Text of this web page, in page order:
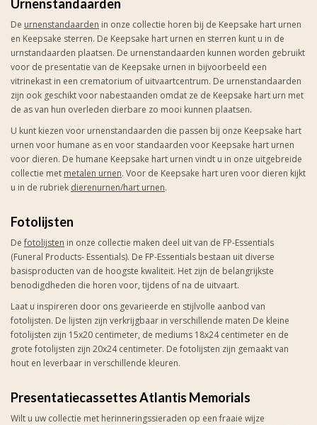
Urnenstandaarden
De urnenstandaarden in onze collectie horen bij de Keepsake hart urnen
en Keepsake sterren. De Keepsake hart urnen en sterren kunt u in de
urnstandaarden plaatsen. De urnenstandaarden kunnen worden gebruikt
voor de presentatie van de Keepsake urnen in bijvoorbeeld een
vitrinekast in een crematorium of uitvaartcentrum. De urnenstandaarden
zijn ook geschikt voor nabestaanden omdat ze de Keepsake hart urn met
de as van hun overleden dierbare zo mooi kunnen plaatsen.
U kunt kiezen voor urnenstandaarden die passen bij onze Keepsake hart
urnen voor humane as en voor standaarden voor Keepsake hart urnen
voor dieren. De humane Keepsake hart urnen vindt u in onze uitgebreide
collectie met metalen urnen. Voor de Keepsake hart uren voor dieren kijkt
u in de rubriek dierenurnen/hart urnen.
Fotolijsten
De fotolijsten in onze collectie maken deel uit van de FP-Essentials
(Funeral Products- Essentials). De FP-Essentials bestaan uit diverse
basisproducten van de hoogste kwaliteit. Het zijn de belangrijkste
benodigdheden die horen voor, tijdens of na de uitvaart.
Laat u inspireren door ons gevarieerde en stijlvolle aanbod van
fotolijsten. De lijsten zijn verkrijgbaar in verschillende maten De kleine
fotolijsten zijn 15x20 centimeter, de mediums 18x24 centimeter en de
grote fotolijsten zijn 20x24 centimeter. De fotolijsten zijn gemaakt van
hout en leverbaar in verschillende kleuren.
Presentatiecassettes Atlantis Memorials
Wilt u uw collectie met herinneringssieraden op een fraaie wijze